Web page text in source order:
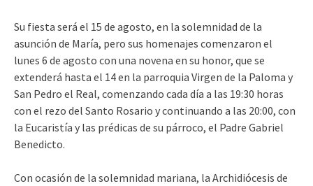
Su fiesta será el 15 de agosto, en la solemnidad de la
asunción de María, pero sus homenajes comenzaron el
lunes 6 de agosto con una novena en su honor, que se
extenderá hasta el 14 en la parroquia Virgen de la Paloma y
San Pedro el Real, comenzando cada día a las 19:30 horas
con el rezo del Santo Rosario y continuando a las 20:00, con
la Eucaristía y las prédicas de su párroco, el Padre Gabriel
Benedicto.
Con ocasión de la solemnidad mariana, la Archidiócesis de